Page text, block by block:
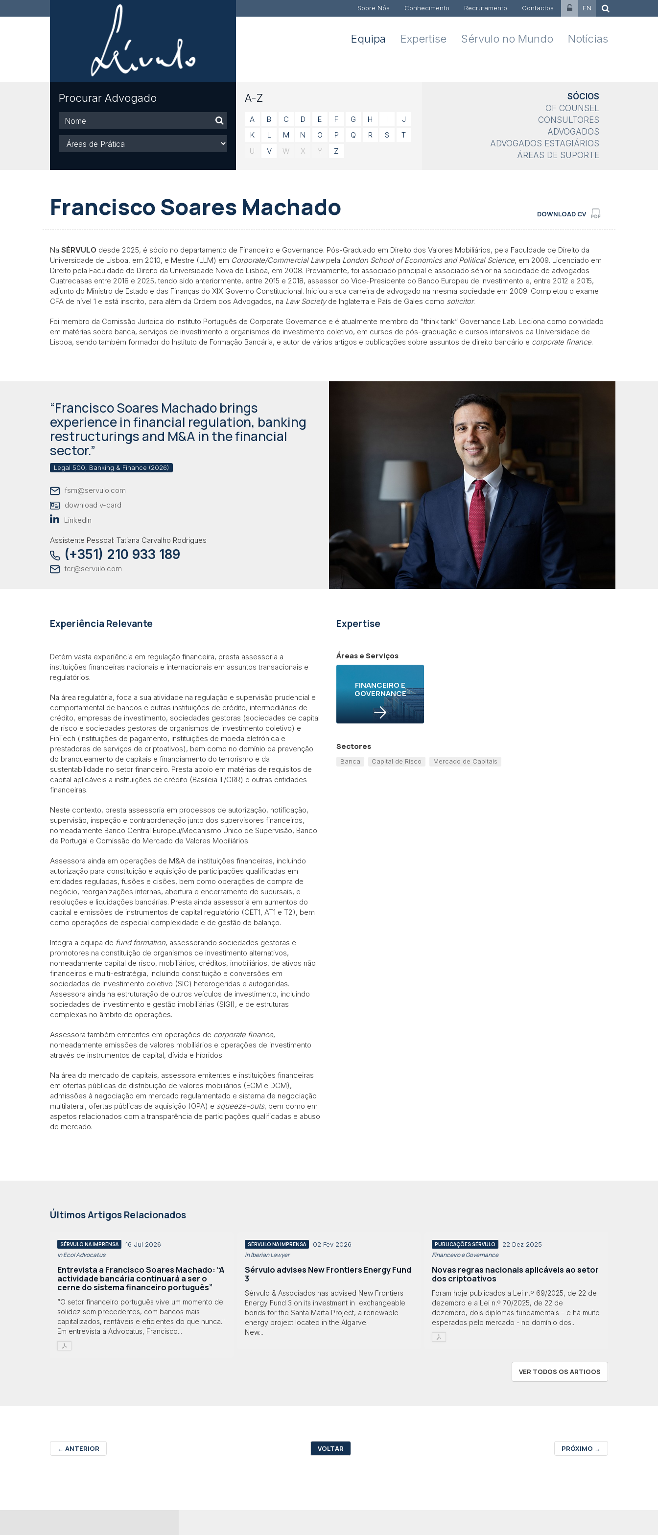
Sobre Nós Conhecimento Recrutamento Contactos EN
Equipa Expertise Sérvulo no Mundo Notícias
Procurar Advogado
Nome
Áreas
de
A-Z
A B C D E F G H I
J
K
L M N O P Q R S
T
U
V W X Y Z
SÓCIOS
OF COUNSEL
CONSULTORES
ADVOGADOS
ADVOGADOS ESTAGIÁRIOS
ÁREAS DE SUPORTE
Francisco Soares Machado DOWNLOAD CV
Na SÉRVULO desde 2025, é sócio no departamento de Financeiro e Governance. Pós-Graduado em Direito dos Valores Mobiliários, pela Faculdade de Direito da
Universidade de Lisboa, em 2010, e Mestre (LLM) em Corporate/Commercial Lawpela London School of Economics and Political Science, em 2009. Licenciado em
Direito pela Faculdade de Direito da Universidade Nova de Lisboa, em 2008. Previamente, foi associado principal e associado sénior na sociedade de advogados
Cuatrecasas entre 2018 e 2025, tendo sido anteriormente, entre 2015 e 2018, assessor do Vice-Presidente do Banco Europeu de Investimento e, entre 2012 e 2015,
adjunto do Ministro de Estado e das Finanças do XIX Governo Constitucional. Iniciou a sua carreira de advogado na mesma sociedade em 2009. Completou o exame
CFA de nível 1 e está inscrito, para além da Ordem dos Advogados, na Law Societyde Inglaterra e País de Gales como solicitor.
Foi membro da Comissão Jurídica do Instituto Português de Corporate Governance e é atualmente membro do "think tank” Governance Lab. Leciona como convidado
em matérias sobre banca, serviços de investimento e organismos de investimento coletivo, em cursos de pós-graduação e cursos intensivos da Universidade de
Lisboa, sendo também formador do Instituto de Formação Bancária, e autor de vários artigos e publicações sobre assuntos de direito bancário e corporate finance.
“Francisco Soares Machado brings
experience in financial regulation, banking
restructurings and M&A in the financial
sector.”
Legal 500, Banking & Finance (2026)
fsm@servulo.com
download v-card
LinkedIn
Assistente Pessoal: Tatiana Carvalho Rodrigues
(+351) 210 933 189
tcr@servulo.com
Experiência Relevante
Detém vasta experiência em regulação financeira, presta assessoria a
instituições financeiras nacionais e internacionais em assuntos transacionais e
regulatórios.
Na área regulatória, foca a sua atividade na regulação e supervisão prudencial e
comportamental de bancos e outras instituições de crédito, intermediários de
crédito, empresas de investimento, sociedades gestoras (sociedades de capital
de risco e sociedades gestoras de organismos de investimento coletivo) e
FinTech (instituições de pagamento, instituições de moeda eletrónica e
prestadores de serviços de criptoativos), bem como no domínio da prevenção
do branqueamento de capitais e financiamento do terrorismo e da
sustentabilidade no setor financeiro. Presta apoio em matérias de requisitos de
capital aplicáveis a instituições de crédito (Basileia III/CRR) e outras entidades
financeiras.
Neste contexto, presta assessoria em processos de autorização, notificação,
supervisão, inspeção e contraordenação junto dos supervisores financeiros,
nomeadamente Banco Central Europeu/Mecanismo Único de Supervisão, Banco
de Portugal e Comissão do Mercado de Valores Mobiliários.
Assessora ainda em operações de M&A de instituições financeiras, incluindo
autorização para constituição e aquisição de participações qualificadas em
entidades reguladas, fusões e cisões, bem como operações de compra de
negócio, reorganizações internas, abertura e encerramento de sucursais, e
resoluções e liquidações bancárias. Presta ainda assessoria em aumentos do
capital e emissões de instrumentos de capital regulatório (CET1, AT1 e T2), bem
como operações de especial complexidade e de gestão de balanço.
Integra a equipa de fund formation, assessorando sociedades gestoras e
promotores na constituição de organismos de investimento alternativos,
nomeadamente capital de risco, mobiliários, créditos, imobiliários, de ativos não
financeiros e multi-estratégia, incluindo constituição e conversões em
sociedades de investimento coletivo (SIC) heterogeridas e autogeridas.
Assessora ainda na estruturação de outros veículos de investimento, incluindo
sociedades de investimento e gestão imobiliárias (SIGI), e de estruturas
complexas no âmbito de operações.
Assessora também emitentes em operações de corporate finance,
nomeadamente emissões de valores mobiliários e operações de investimento
através de instrumentos de capital, dívida e híbridos.
Na área do mercado de capitais, assessora emitentes e instituições financeiras
em ofertas públicas de distribuição de valores mobiliários (ECM e DCM),
admissões à negociação em mercado regulamentado e sistema de negociação
multilateral, ofertas públicas de aquisição (OPA) e squeeze-outs, bem como em
aspetos relacionados com a transparência de participações qualificadas e abuso
de mercado.
Expertise
Áreas e Serviços
FINANCEIRO E
GOVERNANCE
Sectores
Banca Capital de Risco Mercado de Capitais
Últimos Artigos Relacionados
SÉRVULO NA IMPRENSA 16 Jul 2026
in Eco| Advocatus
Entrevista a Francisco Soares Machado: “A
actividade bancária continuará a ser o
cerne do sistema financeiro português”
“O setor financeiro português vive um momento de
solidez sem precedentes, com bancos mais
capitalizados, rentáveis e eficientes do que nunca."
Em entrevista à Advocatus, Francisco...
SÉRVULO NA IMPRENSA 02 Fev 2026
in Iberian Lawyer
Sérvulo advises New Frontiers Energy Fund
3
Sérvulo & Associados has advised New Frontiers
Energy Fund 3 on its investment in exchangeable
bonds for the Santa Marta Project, a renewable
energy project located in the Algarve.
New...
PUBLICAÇÕES SÉRVULO 22 Dez 2025
Financeiro e Governance
Novas regras nacionais aplicáveis ao setor
dos criptoativos
Foram hoje publicados a Lei n.º 69/2025, de 22 de
dezembro e a Lei n.º 70/2025, de 22 de
dezembro, dois diplomas fundamentais – e há muito
esperados pelo mercado - no domínio dos...
VER TODOS OS ARTIGOS
← ANTERIOR VOLTAR PRÓXIMO →